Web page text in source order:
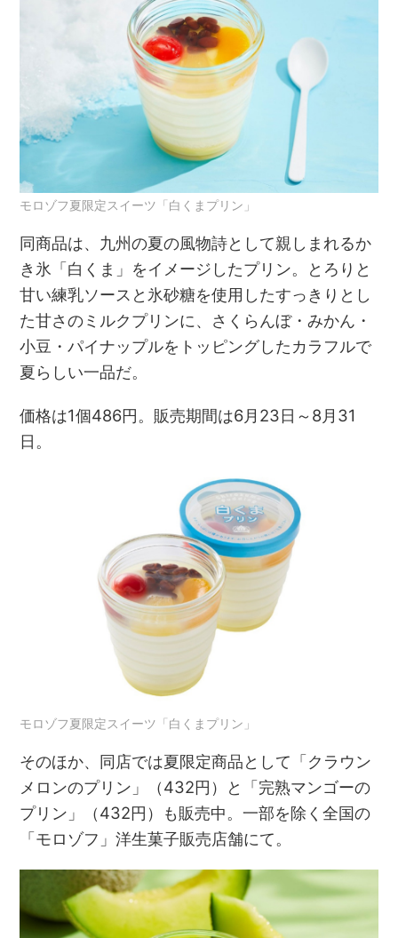
モロゾフ夏限定スイーツ「白くまプリン」
同商品は、九州の夏の風物詩として親しまれるか
き氷「白くま」をイメージしたプリン。とろりと
甘い練乳ソースと氷砂糖を使用したすっきりとし
た甘さのミルクプリンに、さくらんぼ・みかん・
小豆・パイナップルをトッピングしたカラフルで
夏らしい一品だ。
価格は1個486円。販売期間は6月23日～8月31
日。
モロゾフ夏限定スイーツ「白くまプリン」
そのほか、同店では夏限定商品として「クラウン
メロンのプリン」（432円）と「完熟マンゴーの
プリン」（432円）も販売中。一部を除く全国の
「モロゾフ」洋生菓子販売店舗にて。